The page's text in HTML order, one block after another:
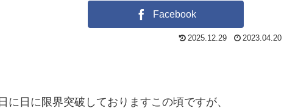
Facebook
2025.12.29 2023.04.20
日に限界突破しておりますこの頃ですが、